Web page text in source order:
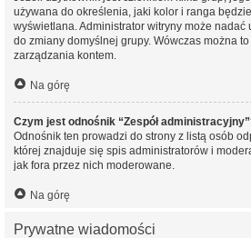
używana do określenia, jaki kolor i ranga
wyświetlana. Administrator witryny może
do zmiany domyślnej grupy. Wówczas można
zarządzania kontem.
Na górę
Czym jest odnośnik “Zespół
Odnośnik ten prowadzi do strony z listą osób
której znajduje się spis administratorów i
jak fora przez nich moderowane.
Na górę
Prywatne wiadomości